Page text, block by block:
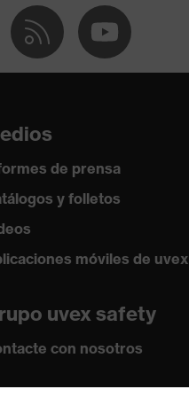
antiestáticas
de prensa
y folletos
móviles de uvex
uvex safety
con nosotros